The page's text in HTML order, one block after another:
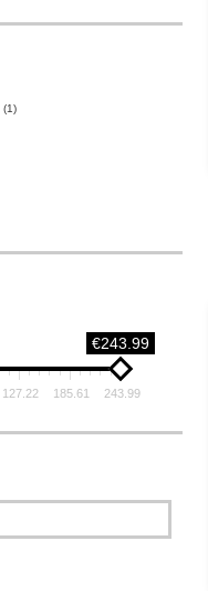
(1)
€243.99
127.22 185.61 243.99